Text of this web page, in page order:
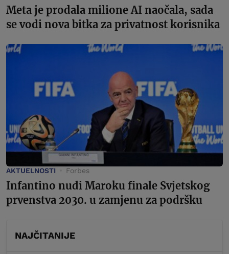
Meta je prodala milione AI naočala, sada
se vodi nova bitka za privatnost korisnika
AKTUELNOSTI Forbes
Infantino nudi Maroku finale Svjetskog
prvenstva 2030. u zamjenu za podršku
NAJČITANIJE